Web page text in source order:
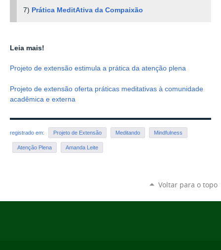
7) Prática MeditAtiva da Compaixão
Leia mais!
Projeto de extensão estimula a prática da atenção plena
Projeto de extensão oferta práticas meditativas à comunidade
acadêmica e externa
registrado em: Projeto de Extensão Meditando Mindfulness
Atenção Plena Amanda Leite
Voltar para o topo